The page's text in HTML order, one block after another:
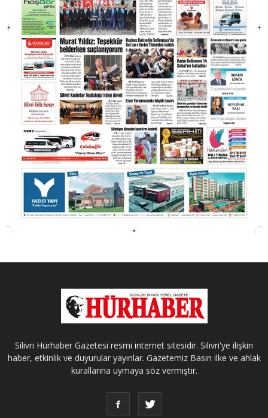
Silivri Hürhaber Gazetesi resmi internet sitesidir. Silivri'ye ilişkin
haber, etkinlik ve duyurular yayınlar. Gazetemiz Basın ilke ve ahlak
kurallarına uymaya söz vermiştir.